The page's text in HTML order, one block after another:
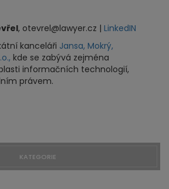
, otevrel@lawyer.cz | LinkedIN
kanceláři Jansa, Mokrý,
kde se zabývá zejména
informačních technologií,
právem.
KATEGORIE